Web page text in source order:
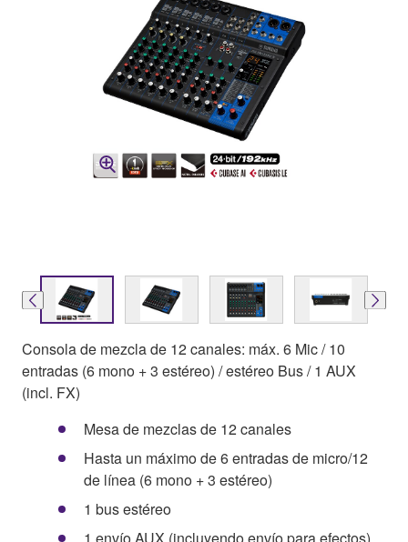
Consola de mezcla de 12 canales: máx. 6 Mic / 10
entradas (6 mono + 3 estéreo) / estéreo Bus / 1 AUX
(incl. FX)
Mesa de mezclas de 12 canales
Hasta un máximo de 6 entradas de micro/12
de línea (6 mono + 3 estéreo)
1 bus estéreo